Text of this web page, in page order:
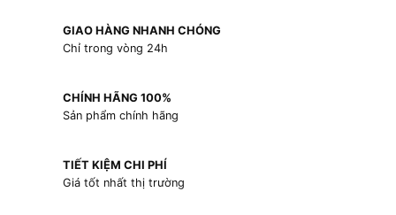
GIAO HÀNG NHANH CHÓNG
Chỉ trong vòng 24h
CHÍNH HÃNG 100%
Sản phẩm chính hãng
TIẾT KIỆM CHI PHÍ
Giá tốt nhất thị trường